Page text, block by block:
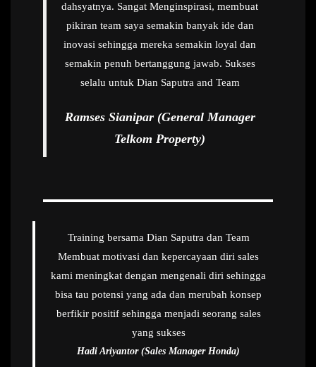
dahsyatnya. Sangat Menginspirasi, membuat
pikiran team saya semakin banyak ide dan
inovasi sehingga mereka semakin loyal dan
semakin penuh bertanggung jawab. Sukses
selalu untuk Dian Saputra and Team
Ramses Sianipar (General Manager
Telkom Property)
Training bersama Dian Saputra dan Team
Membuat motivasi dan kepercayaan diri sales
kami meningkat dengan mengenali diri sehingga
bisa tau potensi yang ada dan merubah konsep
berfikir positif sehingga menjadi seorang sales
yang sukses
Hadi Ariyantor (Sales Manager Honda)